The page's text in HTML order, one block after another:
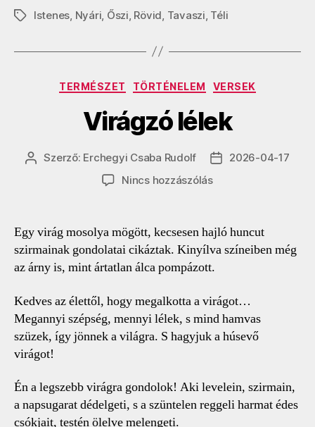
CímkékIstenes Nyári Őszi Rövid Tavaszi Téli
Kategóriák
TERMÉSZET TÖRTÉNELEM VERSEK
Virágzó lélek
Bejegyzés
Szerző: Erchegyi Csaba Rudolf
Bejegyzés
2026-04-17
Nincs hozzászólása(z)
bejegyzéshez
Egy virág mosolya mögött, kecsesen hajló huncut
szirmainak gondolatai cikáztak. Kinyílva színeiben még
az árny is, mint ártatlan álca pompázott.
Kedves az élettől, hogy megalkotta a virágot…
Megannyi szépség, mennyi lélek, s mind hamvas
szüzek, így jönnek a világra. S hagyjuk a húsevő
virágot!
Én a legszebb virágra gondolok! Aki levelein, szirmain,
a napsugarat dédelgeti, s a szüntelen reggeli harmat édes
csókjait, testén ölelve melengeti.